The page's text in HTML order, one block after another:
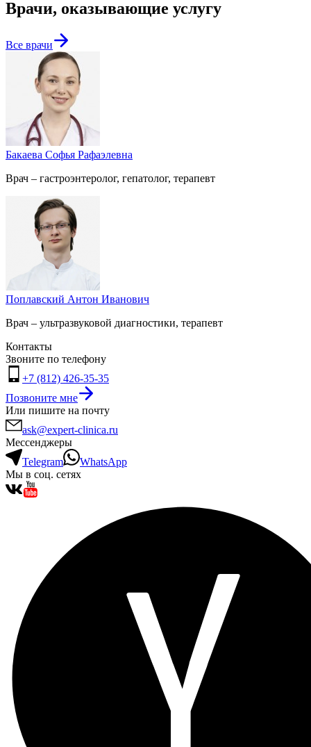
Врачи, оказывающие услугу
Все врачи
Бакаева Софья Рафаэлевна
Врач – гастроэнтеролог, гепатолог, терапевт
Поплавский Антон Иванович
Врач – ультразвуковой диагностики, терапевт
Контакты
Звоните по телефону
+7 (812) 426-35-35
Позвоните мне
Или пишите на почту
ask@expert-clinica.ru
Мессенджеры
Telegram
WhatsApp
Мы в соц. сетях